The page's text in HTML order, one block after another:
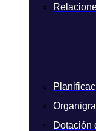
Dotación